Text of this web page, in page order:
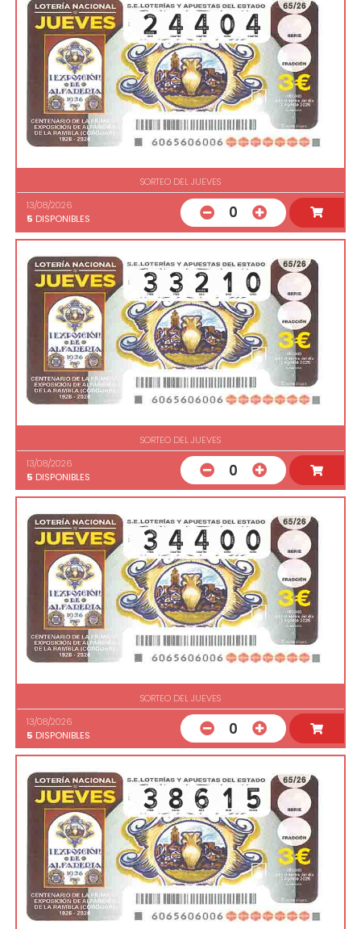
SORTEO DEL JUEVES
13/08/2026
5 DISPONIBLES 0
SORTEO DEL JUEVES
13/08/2026
5 DISPONIBLES 0
SORTEO DEL JUEVES
13/08/2026
5 DISPONIBLES 0